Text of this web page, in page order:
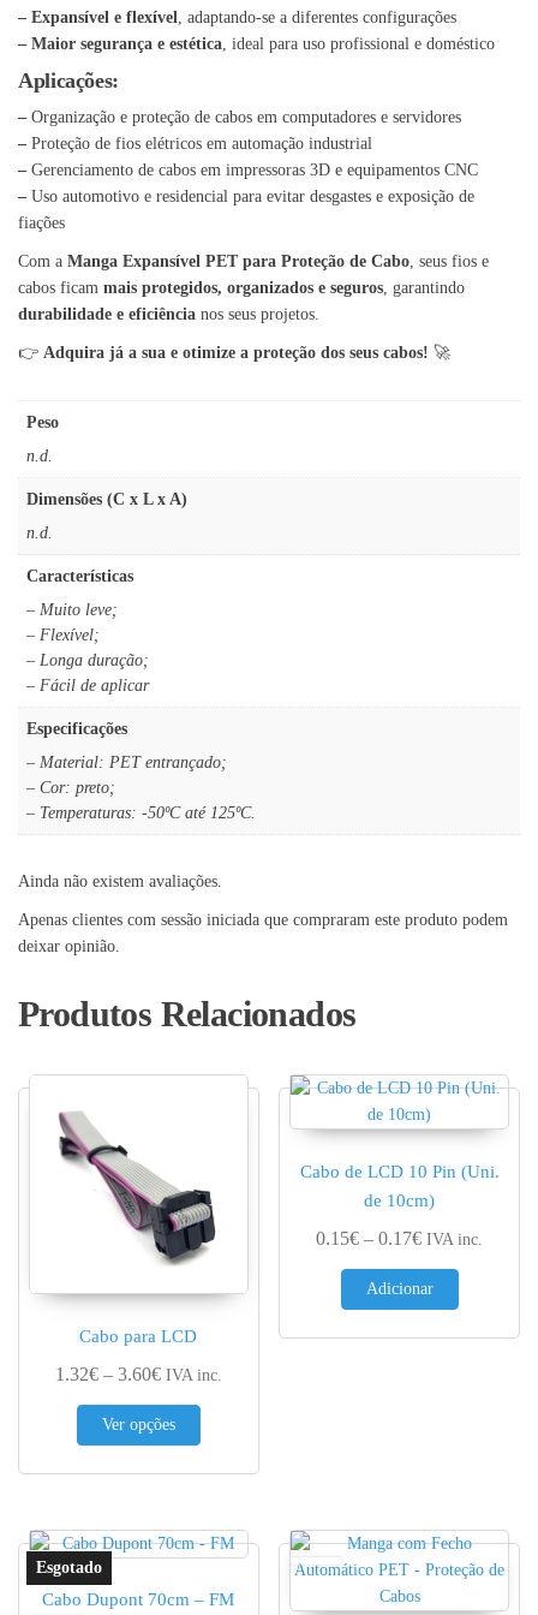
– Expansível e flexível, adaptando-se a diferentes configurações
– Maior segurança e estética, ideal para uso profissional e doméstico
Aplicações:
– Organização e proteção de cabos em computadores e servidores
– Proteção de fios elétricos em automação industrial
– Gerenciamento de cabos em impressoras 3D e equipamentos CNC
– Uso automotivo e residencial para evitar desgastes e exposição de
fiações
Com a Manga Expansível PET para Proteção de Cabo, seus fios e
cabos ficam mais protegidos, organizados e seguros, garantindo
durabilidade e eficiência nos seus projetos.
👉 Adquira já a sua e otimize a proteção dos seus cabos! 🚀
Peso
n.d.
Dimensões (C x L x A)
n.d.
Características
– Muito leve;
– Flexível;
– Longa duração;
– Fácil de aplicar
Especificações
– Material: PET entrançado;
– Cor: preto;
– Temperaturas: -50ºC até 125ºC.
Ainda não existem avaliações.
Apenas clientes com sessão iniciada que compraram este produto podem
deixar opinião.
Produtos Relacionados
Cabo para LCD
1.32€ – 3.60€Price range: 1.32€ through 3.60€
IVA inc.
Ver opções
This product has multiple variants. The options
Cabo de LCD 10 Pin (Uni.
de 10cm)
0.15€ – 0.17€Price range:
IVA inc.
Adicionar
Cabo Dupont 70cm – FM